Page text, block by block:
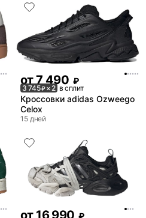
от7 490 ₽
3 745₽× 2 в сплит
Кроссовки adidas Ozweego
Celox
15 дней